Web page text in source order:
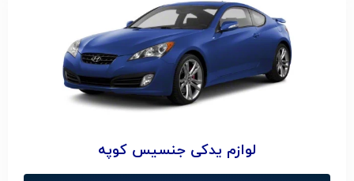
لوازم یدکی جنسیس کوپه